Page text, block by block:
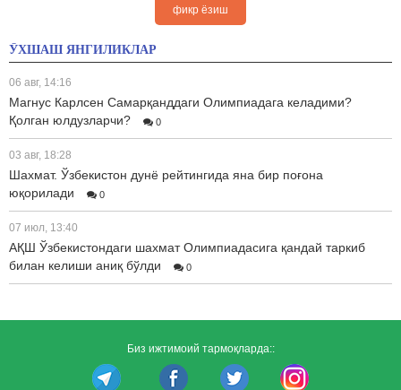
фикр ёзиш
ЎХШАШ ЯНГИЛИКЛАР
06 авг, 14:16
Магнус Карлсен Самарқанддаги Олимпиадага келадими?
Қолган юлдузларчи?
0
03 авг, 18:28
Шахмат. Ўзбекистон дунё рейтингида яна бир поғона
юқорилади
0
07 июл, 13:40
АҚШ Ўзбекистондаги шахмат Олимпиадасига қандай таркиб
билан келиши аниқ бўлди
0
Биз ижтимоий тармоқларда::